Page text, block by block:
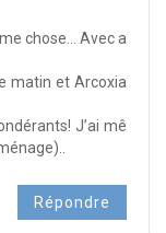
chose… Avec a
matin et Arcoxia
J’ai mê
Répondre